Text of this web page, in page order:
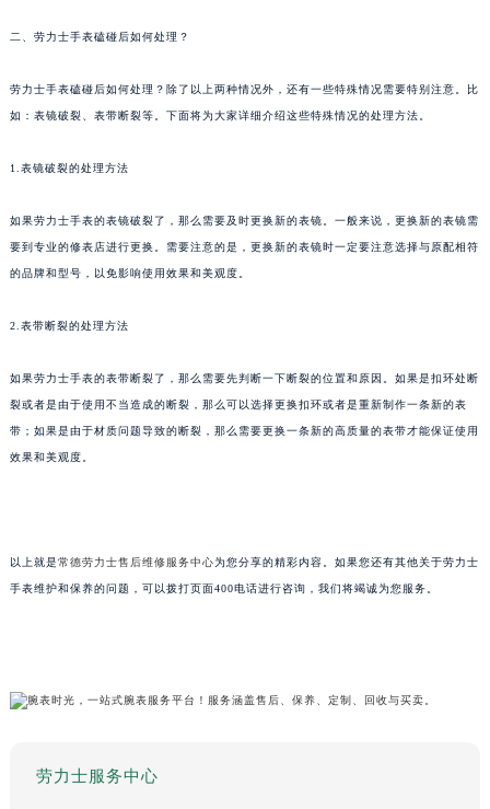
二、劳力士手表磕碰后如何处理？
劳力士手表磕碰后如何处理？除了以上两种情况外，还有一些特殊情况需要特别注意。比
如：表镜破裂、表带断裂等。下面将为大家详细介绍这些特殊情况的处理方法。
1.表镜破裂的处理方法
如果劳力士手表的表镜破裂了，那么需要及时更换新的表镜。一般来说，更换新的表镜需
要到专业的修表店进行更换。需要注意的是，更换新的表镜时一定要注意选择与原配相符
的品牌和型号，以免影响使用效果和美观度。
2.表带断裂的处理方法
如果劳力士手表的表带断裂了，那么需要先判断一下断裂的位置和原因。如果是扣环处断
裂或者是由于使用不当造成的断裂，那么可以选择更换扣环或者是重新制作一条新的表
带；如果是由于材质问题导致的断裂，那么需要更换一条新的高质量的表带才能保证使用
效果和美观度。
以上就是常德劳力士售后维修服务中心为您分享的精彩内容。如果您还有其他关于劳力士
手表维护和保养的问题，可以拨打页面400电话进行咨询，我们将竭诚为您服务。
劳力士服务中心